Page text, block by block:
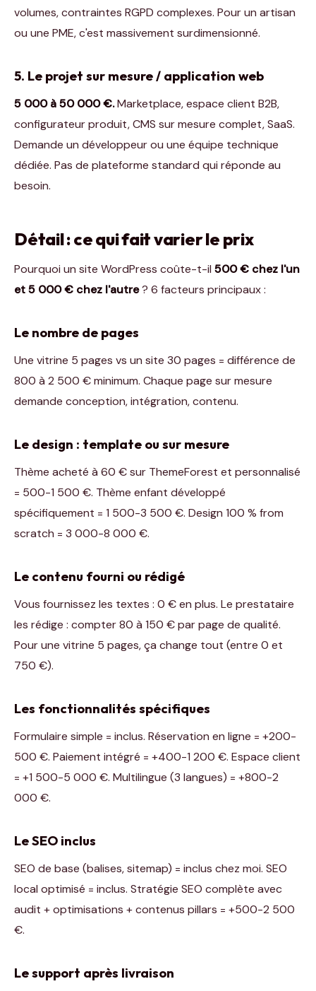
volumes, contraintes RGPD complexes. Pour un artisan
ou une PME, c'est massivement surdimensionné.
5. Le projet sur mesure / application web
5 000 à 50 000 €.Marketplace, espace client B2B,
configurateur produit, CMS sur mesure complet, SaaS.
Demande un développeur ou une équipe technique
dédiée. Pas de plateforme standard qui réponde au
besoin.
Détail : ce qui fait varier le prix
Pourquoi un site WordPress coûte-t-il 500 € chez l'un
et 5 000 € chez l'autre? 6 facteurs principaux :
Le nombre de pages
Une vitrine 5 pages vs un site 30 pages = différence de
800 à 2 500 € minimum. Chaque page sur mesure
demande conception, intégration, contenu.
Le design : template ou sur mesure
Thème acheté à 60 € sur ThemeForest et personnalisé
= 500-1 500 €. Thème enfant développé
spécifiquement = 1 500-3 500 €. Design 100 % from
scratch = 3 000-8 000 €.
Le contenu fourni ou rédigé
Vous fournissez les textes : 0 € en plus. Le prestataire
les rédige : compter 80 à 150 € par page de qualité.
Pour une vitrine 5 pages, ça change tout (entre 0 et
750 €).
Les fonctionnalités spécifiques
Formulaire simple = inclus. Réservation en ligne = +200-
500 €. Paiement intégré = +400-1 200 €. Espace client
= +1 500-5 000 €. Multilingue (3 langues) = +800-2
000 €.
Le SEO inclus
SEO de base (balises, sitemap) = inclus chez moi. SEO
local optimisé = inclus. Stratégie SEO complète avec
audit + optimisations + contenus pillars = +500-2 500
€.
Le support après livraison